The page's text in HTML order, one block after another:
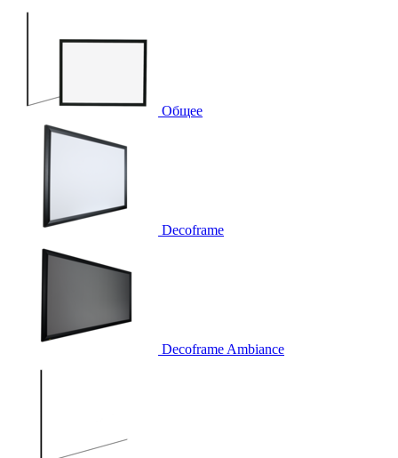
Общее
Decoframe
Decoframe Ambiance